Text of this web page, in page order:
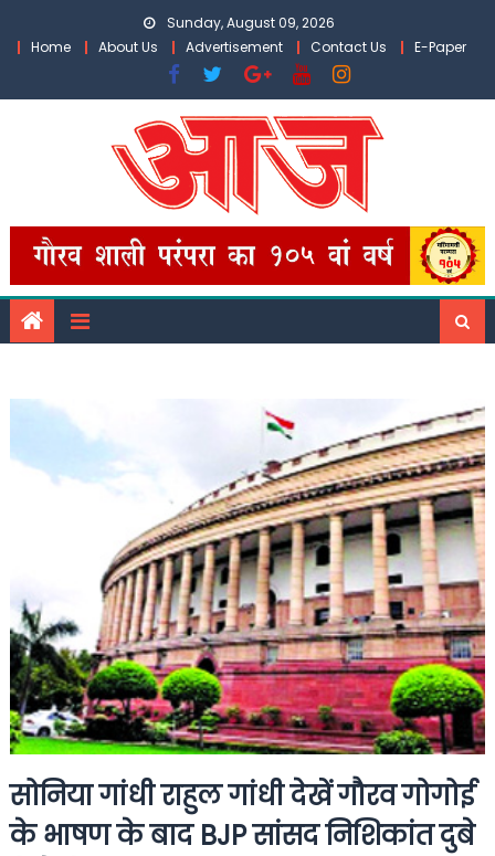
Sunday, August 09, 2026
Home
About Us Advertisement Contact Us E-Paper
सोनिया गांधी राहुल गांधी देखें गौरव गोगोई
के भाषण के बाद BJP सांसद निशिकांत दुबे